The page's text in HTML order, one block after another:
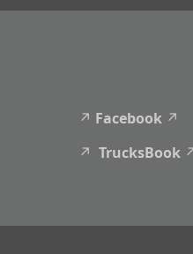
Facebook
TrucksBook